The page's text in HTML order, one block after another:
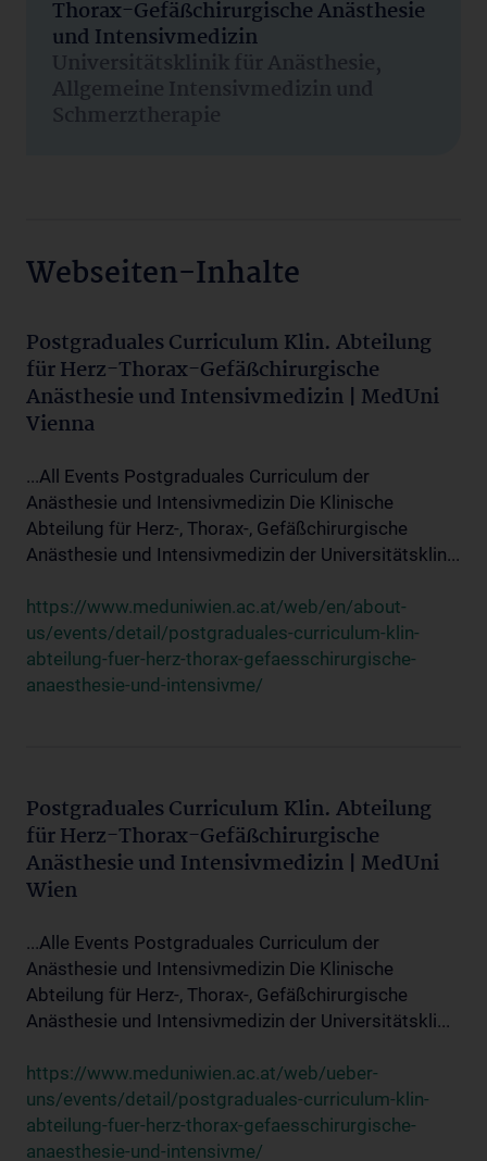
Thorax-Gefäßchirurgische Anästhesie
und Intensivmedizin
Universitätsklinik für Anästhesie,
Allgemeine Intensivmedizin und
Schmerztherapie
Webseiten-Inhalte
Postgraduales Curriculum Klin. Abteilung
für Herz-Thorax-Gefäßchirurgische
Anästhesie und Intensivmedizin | MedUni
Vienna
...All Events Postgraduales Curriculum der
Anästhesie und Intensivmedizin Die Klinische
Abteilung für Herz-, Thorax-, Gefäßchirurgische
Anästhesie und Intensivmedizin der Universitätsklin...
https://www.meduniwien.ac.at/web/en/about-
us/events/detail/postgraduales-curriculum-klin-
abteilung-fuer-herz-thorax-gefaesschirurgische-
anaesthesie-und-intensivme/
Postgraduales Curriculum Klin. Abteilung
für Herz-Thorax-Gefäßchirurgische
Anästhesie und Intensivmedizin | MedUni
Wien
...Alle Events Postgraduales Curriculum der
Anästhesie und Intensivmedizin Die Klinische
Abteilung für Herz-, Thorax-, Gefäßchirurgische
Anästhesie und Intensivmedizin der Universitätskli...
https://www.meduniwien.ac.at/web/ueber-
uns/events/detail/postgraduales-curriculum-klin-
abteilung-fuer-herz-thorax-gefaesschirurgische-
anaesthesie-und-intensivme/